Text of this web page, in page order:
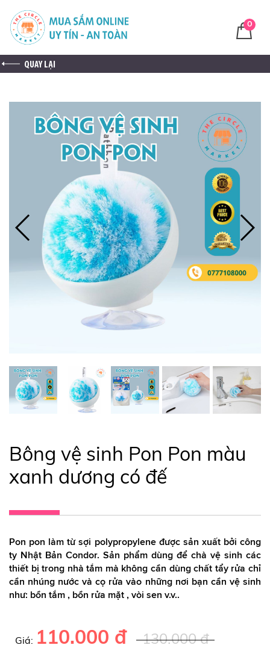
0
QUAY LẠI
Bông vệ sinh Pon Pon màu
xanh dương có đế
Pon pon làm từ sợi polypropylene được sản xuất bởi công
ty Nhật Bản Condor. Sản phẩm dùng để chà vệ sinh các
thiết bị trong nhà tắm mà không cần dùng chất tẩy rửa chỉ
cần nhúng nước và cọ rửa vào những nơi bạn cần vệ sinh
như: bồn tắm , bồn rửa mặt , vòi sen v.v..
Giá: 110.000 đ 130.000 đ